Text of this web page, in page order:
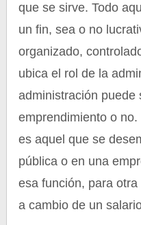
que se sirve. Todo
un fin, sea o no
organizado,
ubica el rol de la
administración
emprendimiento o
es aquel que se
pública o en una
esa función, para
a cambio de un